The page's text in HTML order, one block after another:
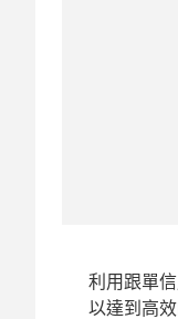
利用跟單
以達到高